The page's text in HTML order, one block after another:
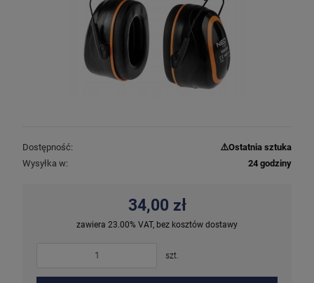
Dostępność:
⚠️Ostatnia sztuka
Wysyłka w:
24 godziny
34,00 zł
zawiera 23.00% VAT, bez kosztów dostawy
szt.